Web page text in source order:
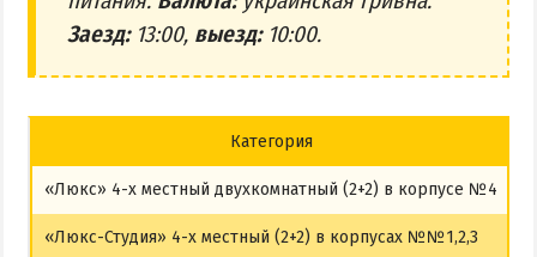
Заезд:13:00, выезд:10:00.
Категория
«Люкс» 4-х местный двухкомнатный (2+2) в корпусе №4
«Люкс-Студия» 4-х местный (2+2) в корпусах №№1,2,3